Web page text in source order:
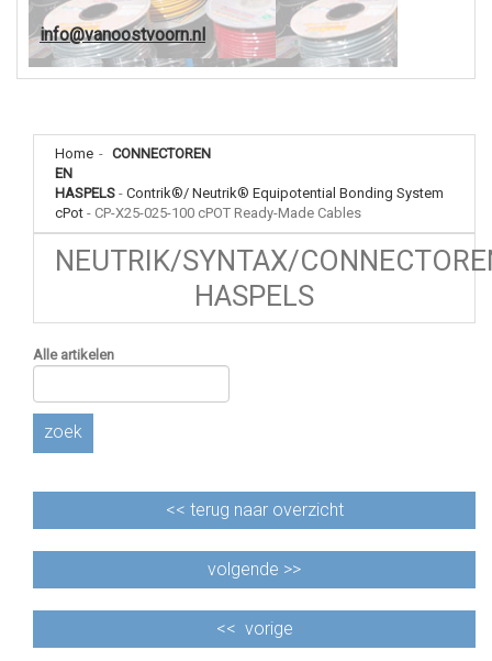
info@vanoostvoorn.nl
Home - CONNECTOREN
EN
HASPELS - Contrik®/ Neutrik® Equipotential Bonding System
cPot - CP-X25-025-100 cPOT Ready-Made Cables
NEUTRIK/SYNTAX/
HASPELS
Alle artikelen
zoek
<< terug naar overzicht
volgende >>
<< vorige